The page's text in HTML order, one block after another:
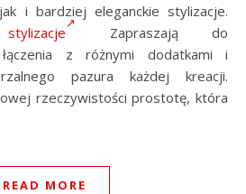
i bardziej eleganckie stylizacje.
stylizacje
Zapraszają do
łączenia z różnymi dodatkami i
pazura każdej kreacji.
rzeczywistości prostotę, która
READ MORE